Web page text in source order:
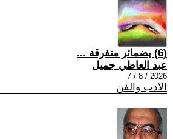
(6) بضمائر متفرقة ...
عبد العاطي جميل
2026 / 8 / 7
الادب والفن